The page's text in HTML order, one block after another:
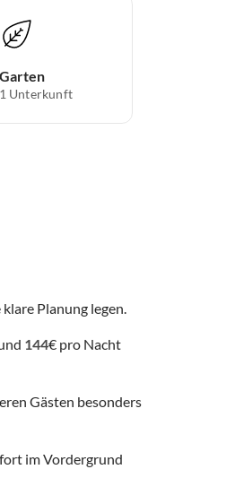
Garten
1 Unterkunft
Planung legen.
144€ pro Nacht
Gästen besonders
im Vordergrund